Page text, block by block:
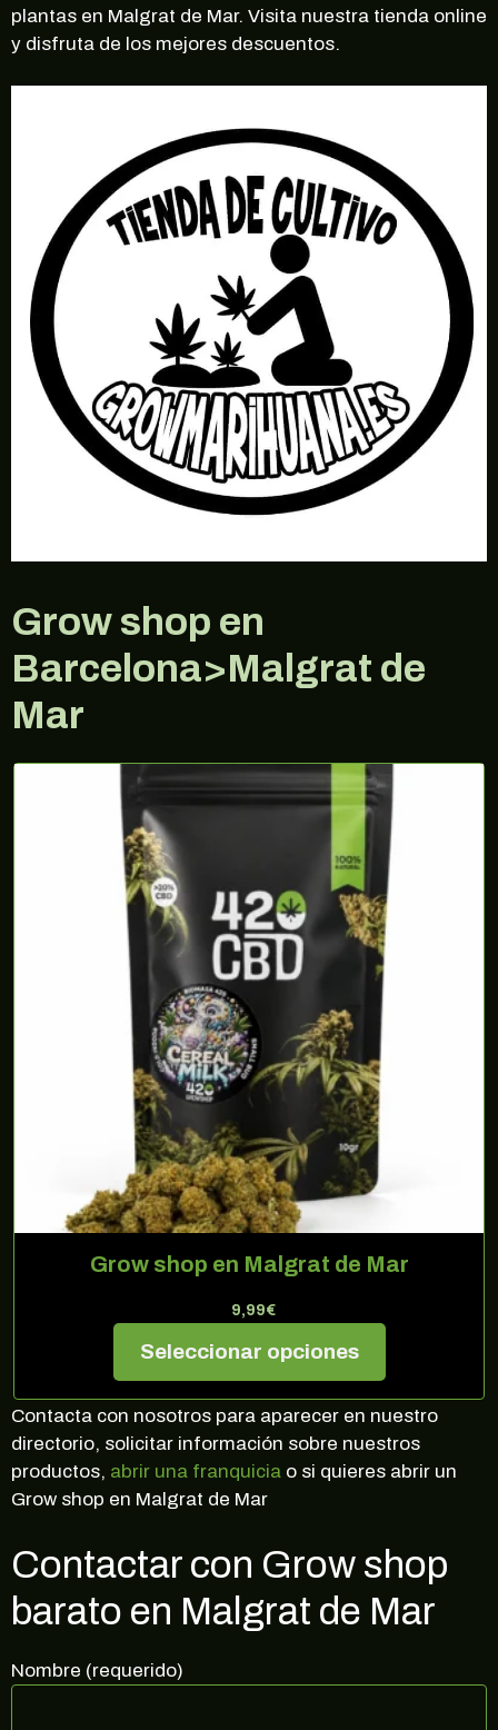
plantas en Malgrat de Mar. Visita nuestra tienda online
y disfruta de los mejores descuentos.
Grow shop en
Barcelona>Malgrat de
Mar
Grow shop en Malgrat de Mar
9,99€
Seleccionar opciones
Contacta con nosotros para aparecer en nuestro
directorio, solicitar información sobre nuestros
productos, abrir una franquicia o si quieres abrir un
Grow shop en Malgrat de Mar
Contactar con Grow shop
barato en Malgrat de Mar
Nombre (requerido)¡10% DE DESCUENTO EN TU